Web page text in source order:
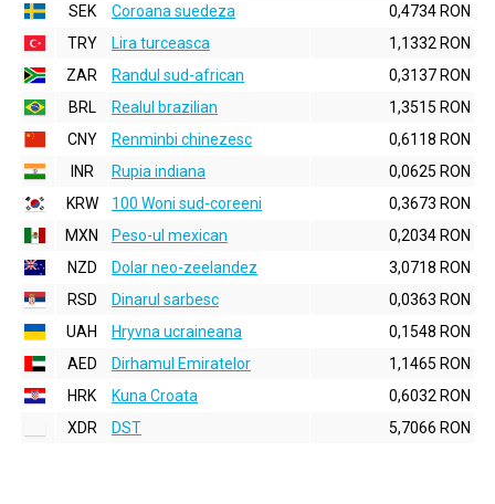
SEK
Coroana suedeza
0,4734 RON
TRY
Lira turceasca
1,1332 RON
ZAR
Randul sud-african
0,3137 RON
BRL
Realul brazilian
1,3515 RON
CNY
Renminbi chinezesc
0,6118 RON
INR
Rupia indiana
0,0625 RON
KRW
100 Woni sud-coreeni
0,3673 RON
MXN
Peso-ul mexican
0,2034 RON
NZD
Dolar neo-zeelandez
3,0718 RON
RSD
Dinarul sarbesc
0,0363 RON
UAH
Hryvna ucraineana
0,1548 RON
AED
Dirhamul Emiratelor
1,1465 RON
HRK
Kuna Croata
0,6032 RON
XDR
DST 5,7066 RON